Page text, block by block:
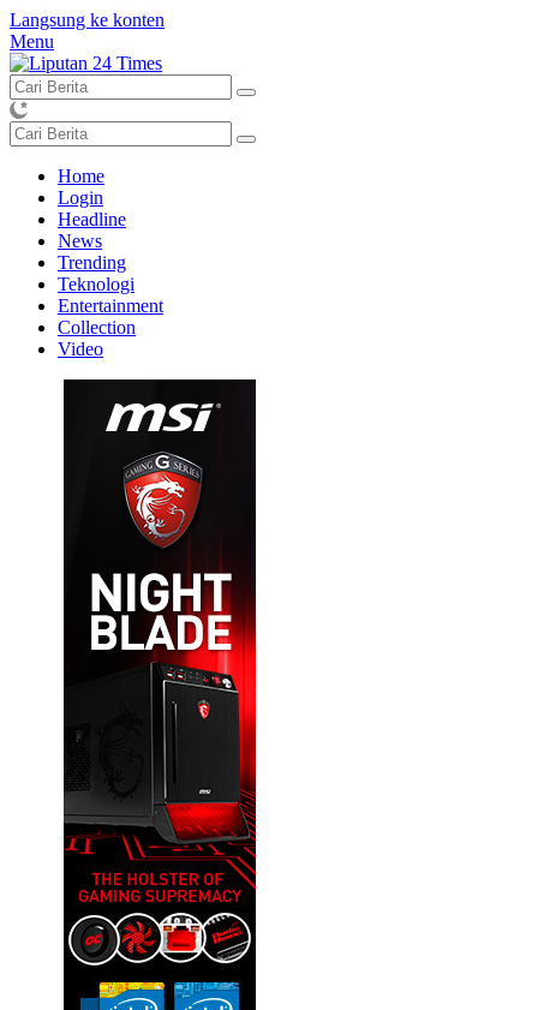
Langsung ke konten
Menu
Home
Login
Headline
News
Trending
Teknologi
Entertainment
Collection
Video